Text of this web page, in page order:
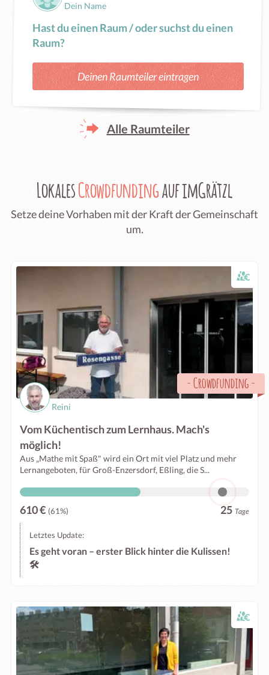
Dein Name
Hast du einen Raum / oder suchst du einen
Raum?
Deinen Raumteiler eintragen
Alle Raumteiler
LokalesCrowdfundingauf imGrätzl
Setze deine Vorhaben mit der Kraft der Gemeinschaft
um.
-Crowdfunding-
Reini
Vom Küchentisch zum Lernhaus. Mach's
möglich!
Aus „Mathe mit Spaß" wird ein Ort mit viel Platz und mehr
Lernangeboten, für Groß-Enzersdorf, Eßling, die S...
610 € (61%) 25 Tage
Letztes Update:
Es geht voran – erster Blick hinter die Kulissen!
🛠️